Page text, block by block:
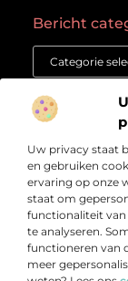
Uw privacy staat
en gebruiken
ervaring op onze
staat om
functionaliteit van
te analyseren.
functioneren van
meer
Over
Bedrijf
“Het
Verdiep je in
verhalen die je
Vetlog.nl –
verrijkende
Onze
Bericht